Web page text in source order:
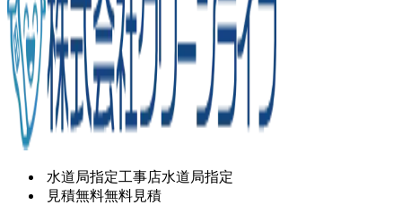
水道局指定工事店水道局指定
見積無料無料見積